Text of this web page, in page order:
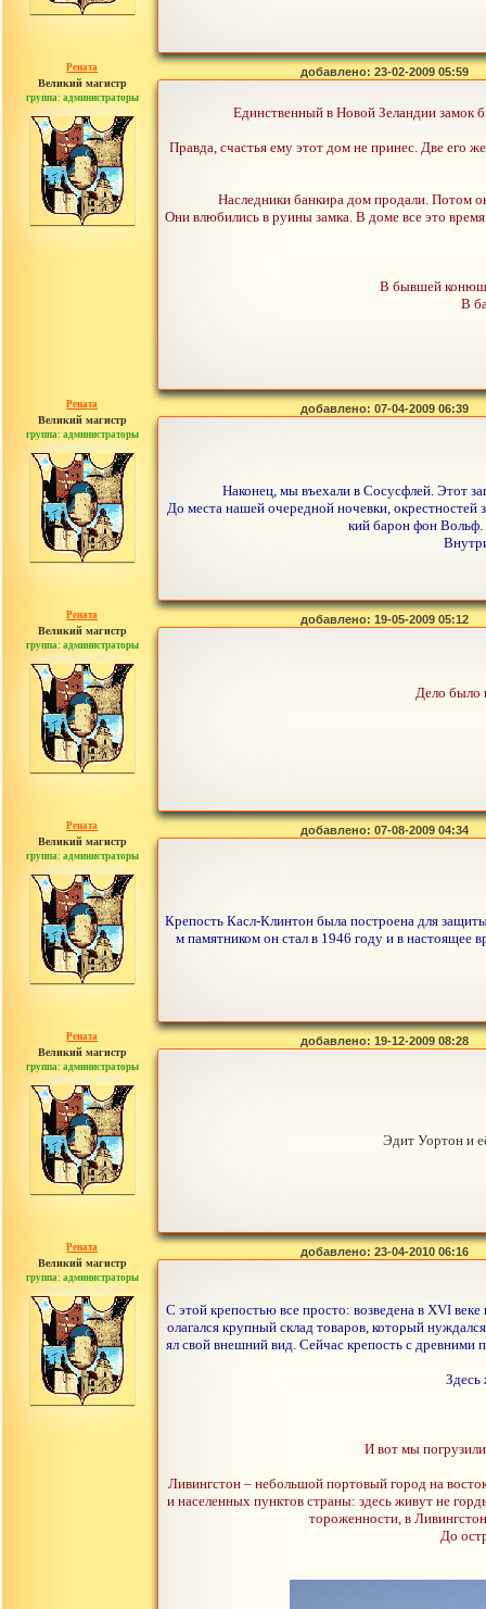
Рената
Великий магистр
группа: администраторы
сообщений: 30442
добавлено: 23-02-2009 05:59
Единственный в Новой Зеландии замок
Правда, счастья ему этот дом не принес. Две его
Наследники банкира дом продали. Потом
Они влюбились в руины замка. В доме все это
В бывшей
В
Рената
Великий магистр
группа: администраторы
сообщений: 30442
добавлено: 07-04-2009 06:39
Наконец, мы въехали в Сосусфлей. Этот
До места нашей очередной ночевки, окрестностей
кий барон фон
Рената
Великий магистр
группа: администраторы
сообщений: 30442
добавлено: 19-05-2009 05:12
Дело было
Рената
Великий магистр
группа: администраторы
сообщений: 30442
добавлено: 07-08-2009 04:34
Крепость Касл-Клинтон была построена для
м памятником он стал в 1946 году и в настоящее
Рената
Великий магистр
группа: администраторы
сообщений: 30442
добавлено: 19-12-2009 08:28
Эдит Уортон и
Рената
Великий магистр
группа: администраторы
сообщений: 30442
добавлено: 23-04-2010 06:16
С этой крепостью все просто: возведена в XVI
олагался крупный склад товаров, который
ял свой внешний вид. Сейчас крепость с древними
Здесь
И вот мы
Ливингстон – небольшой портовый город на
и населенных пунктов страны: здесь живут не
тороженности, в
До